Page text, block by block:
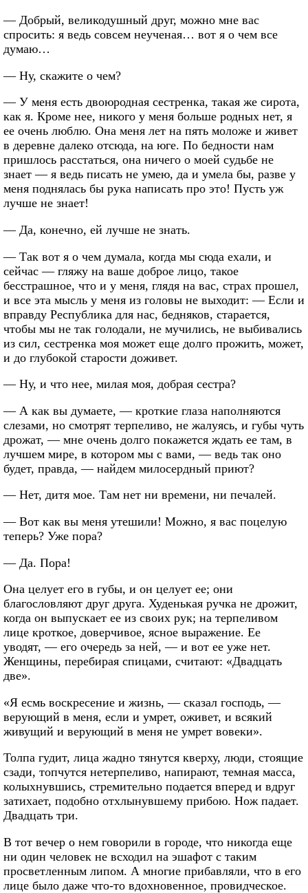
— Добрый, великодушный друг, можно мне вас
спросить: я ведь совсем неученая… вот я о чем все
думаю…
— Ну, скажите о чем?
— У меня есть двоюродная сестренка, такая же сирота,
как я. Кроме нее, никого у меня больше родных нет, я
ее очень люблю. Она меня лет на пять моложе и живет
в деревне далеко отсюда, на юге. По бедности нам
пришлось расстаться, она ничего о моей судьбе не
знает — я ведь писать не умею, да и умела бы, разве у
меня поднялась бы рука написать про это! Пусть уж
лучше не знает!
— Да, конечно, ей лучше не знать.
— Так вот я о чем думала, когда мы сюда ехали, и
сейчас — гляжу на ваше доброе лицо, такое
бесстрашное, что и у меня, глядя на вас, страх прошел,
и все эта мысль у меня из головы не выходит: — Если и
вправду Республика для нас, бедняков, старается,
чтобы мы не так голодали, не мучились, не выбивались
из сил, сестренка моя может еще долго прожить, может,
и до глубокой старости доживет.
— Ну, и что нее, милая моя, добрая сестра?
— А как вы думаете, — кроткие глаза наполняются
слезами, но смотрят терпеливо, не жалуясь, и губы чуть
дрожат, — мне очень долго покажется ждать ее там, в
лучшем мире, в котором мы с вами, — ведь так оно
будет, правда, — найдем милосердный приют?
— Нет, дитя мое. Там нет ни времени, ни печалей.
— Вот как вы меня утешили! Можно, я вас поцелую
теперь? Уже пора?
— Да. Пора!
Она целует его в губы, и он целует ее; они
благословляют друг друга. Худенькая ручка не дрожит,
когда он выпускает ее из своих рук; на терпеливом
лице кроткое, доверчивое, ясное выражение. Ее
уводят, — его очередь за ней, — и вот ее уже нет.
Женщины, перебирая спицами, считают: «Двадцать
две».
«Я есмь воскресение и жизнь, — сказал господь, —
верующий в меня, если и умрет, оживет, и всякий
живущий и верующий в меня не умрет вовеки».
Толпа гудит, лица жадно тянутся кверху, люди, стоящие
сзади, топчутся нетерпеливо, напирают, темная масса,
колыхнувшись, стремительно подается вперед и вдруг
затихает, подобно отхлынувшему прибою. Нож падает.
Двадцать три.
В тот вечер о нем говорили в городе, что никогда еще
ни один человек не всходил на эшафот с таким
просветленным липом. А многие прибавляли, что в его
лице было даже что-то вдохновенное, провидческое.